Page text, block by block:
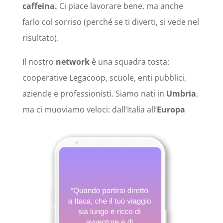
caffeina. Ci piace lavorare bene, ma anche
farlo col sorriso (perché se ti diverti, si vede nel
risultato).
Il nostro networkè una squadra tosta:
cooperative Legacoop, scuole, enti pubblici,
aziende e professionisti. Siamo nati in Umbria,
ma ci muoviamo veloci: dall’Italia all’Europa